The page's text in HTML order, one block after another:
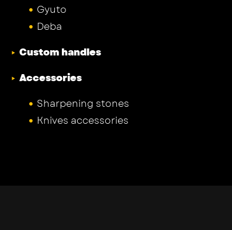
Gyuto
Deba
Custom handles
Accessories
Sharpening stones
Knives accessories